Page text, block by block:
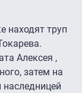
находят труп
Алексея ,
затем на